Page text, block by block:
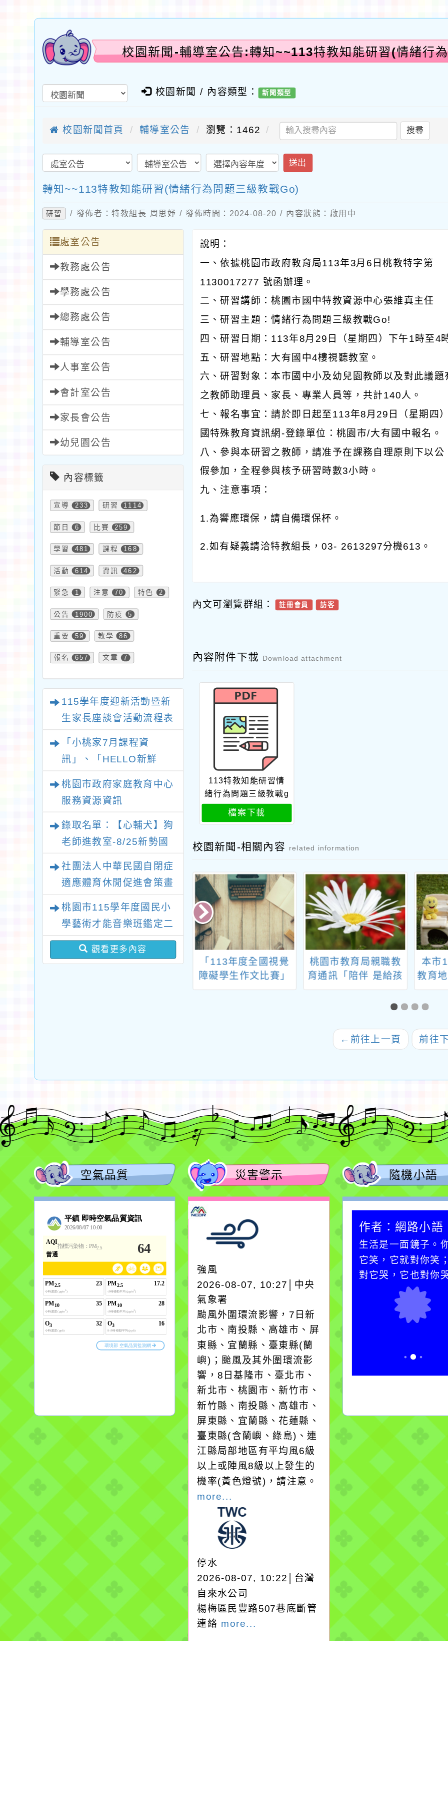
校園新聞-輔導室公告:轉知~~113特教知能研習(情緒行
校園新聞 / 內容類型： 新聞類型
校園新聞首頁 輔導室公告 瀏覽：1462 搜尋
送出
轉知~~113特教知能研習(情緒行為問題三級教戰Go)
研習 / 發佈者：特教組長 周思妤 / 發佈時間：2024-08-20 / 內容狀態：啟用中
處室公告
教務處公告
學務處公告
總務處公告
輔導室公告
人事室公告
會計室公告
家長會公告
幼兒園公告
內容標籤
宣導 233 研習 1114
節日 6 比賽 259
學習 481 課程 168
活動 614 資訊 462
緊急 1 注意 70 特色 2
公告 1900 防疫 5
重要 59 教學 86
報名 657 文章 7
115學年度迎新活動暨新
生家長座談會活動流程表
「小桃家7月課程資
訊」、「HELLO新鮮
坊」、「祖孫樂淘桃創意
照片徵件活動」
桃園市政府家庭教育中心
服務資源資訊
錄取名單：【心輔犬】狗
老師進教室-8/25新勢國
社團法人中華民國自閉症
適應體育休閒促進會策畫
桃園市115學年度國民小
學藝術才能音樂班鑑定二
次招生 新勢國小鑑定結
果-錄取公告
觀看更多內容
說明：
一、依據桃園市政府教育局113年3月6日桃教特字第
1130017277 號函辦理。
二、研習講師：桃園市國中特教資源中心張維真主任
三、研習主題：情緒行為問題三級教戰Go!
四、研習日期：113年8月29日（星期四）下午1時至4
五、研習地點：大有國中4樓視聽教室。
六、研習對象：本市國中小及幼兒園教師以及對此議題
之教師助理員、家長、專業人員等，共計140人。
七、報名事宜：請於即日起至113年8月29日（星期四
國特殊教育資訊網-登錄單位：桃園市/大有國中報名。
八、參與本研習之教師，請准予在課務自理原則下以公
假參加，全程參與核予研習時數3小時。
九、注意事項：
1.為響應環保，請自備環保杯。
2.如有疑義請洽特教組長，03- 2613297分機613。
內文可瀏覽群組： 註冊會員 訪客
內容附件下載 Download attachment
113特教知能研習情
緒行為問題三級教戰g
o
檔案下載
校園新聞-相關內容 related information
特殊教育中央
115學年度迎新活動
「113年度全國視覺
障礙學生作文比賽」
實施計畫
桃園市教育局親職教
育通訊「陪伴 是給孩
子最好的成長禮物」
本市
教育
遴
← 前往上一頁 前往
空氣品質 災害警示
強風
2026-08-07, 10:27│中央
氣象署
颱風外圍環流影響，7日新
北市、南投縣、高雄市、屏
東縣、宜蘭縣、臺東縣(蘭
嶼)；颱風及其外圍環流影
響，8日基隆市、臺北市、
新北市、桃園市、新竹市、
新竹縣、南投縣、高雄市、
屏東縣、宜蘭縣、花蓮縣、
臺東縣(含蘭嶼、綠島)、連
江縣局部地區有平均風6級
以上或陣風8級以上發生的
機率(黃色燈號)，請注意。
more...
停水
2026-08-07, 10:22│台灣
自來水公司
楊梅區民豐路507巷底斷管
連絡 more...
隨機小語
作者：網路小語
一杯清水因滴入一滴污
在而變清澈。
作者：網路小語
生活是一面鏡子。
它笑，它就對你笑
對它哭，它也對你